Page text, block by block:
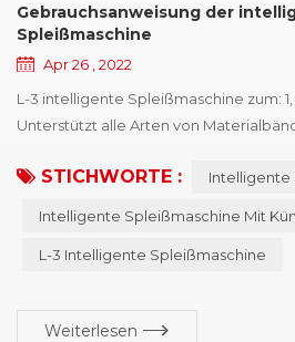
Gebrauchsanweisung der
Spleißmaschine
Apr 26 , 2022
L-3 intelligente Spleißmaschine zum:
Unterstützt alle Arten von
Materialgürtels: Unterstützung
kompatibel sein; 3,
Materialband 4, Komponentengröße:
STICHWORTE : Intelligente
Intelligente Spleißmaschine Mit
L-3 Intelligente Spleißmaschine
Weiterlesen